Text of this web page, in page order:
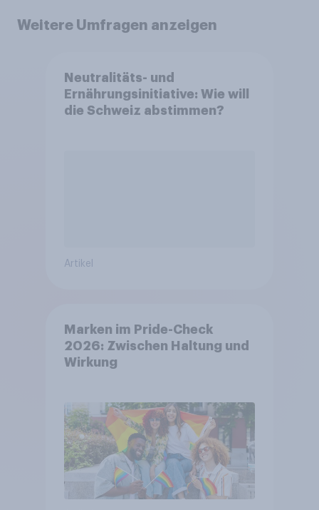
Weitere Umfragen anzeigen
Neutralitäts- und
Ernährungsinitiative: Wie will
die Schweiz abstimmen?
Artikel
Marken im Pride-Check
2026: Zwischen Haltung und
Wirkung